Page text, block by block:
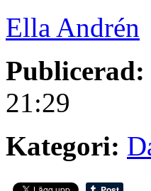
Ella Andrén
Publicerad:
21:29
Kategori: